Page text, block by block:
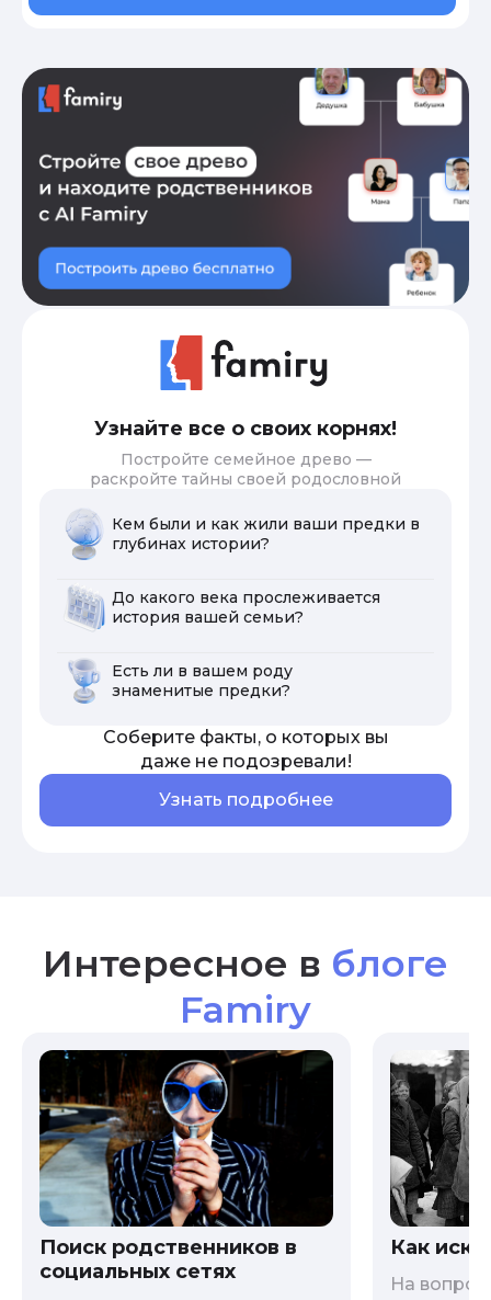
Узнайте все о своих корнях!
Постройте семейное древо —
раскройте тайны своей родословной
Кем были и как жили ваши предки в
глубинах истории?
До какого века прослеживается
история вашей семьи?
Есть ли в вашем роду
знаменитые предки?
Соберите факты, о которых вы
даже не подозревали!
Узнать подробнее
Интересное в блоге
Famiry
Поиск родственников в
социальных сетях
Как
На вопрос